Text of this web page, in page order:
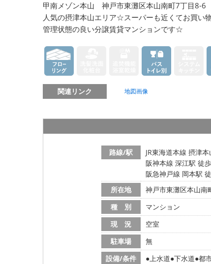
甲南メゾン本山 神戸市東灘区本山南町7丁目8-6
人気の摂津本山エリア☆スーパーも近くてお買い
管理状態の良い分譲賃貸マンションです☆
関連リンク 地図画像
路線/駅
JR東海道本線 摂津
阪神本線 深江駅 徒
阪急神戸線 岡本駅
所在地
神戸市東灘区本山南
種 別
マンション
現 況
空室
駐車場
無
設備/条件
上水道 下水道 都